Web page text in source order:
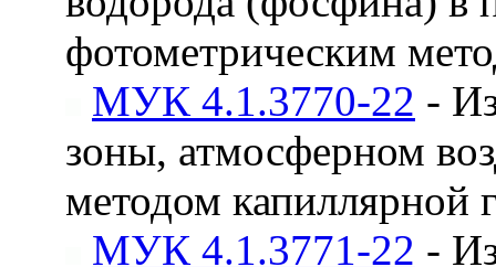
фотометрическим
МУК 4.1.3770-22 -
зоны, атмосферном
методом капиллярной
МУК 4.1.3771-22 -